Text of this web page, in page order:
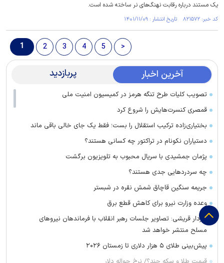
یک مستند درباره رقابت نهنگ‌های نر ساخته شده است.
کد خبر: ۸۲۱۵۷۲ تاریخ انتشار : ۱۴۰۱/۱۱/۰۹
1 2 3 4 5 >
آخرین اخبار پربازدید
تصویب کلیات طرح تنگه هرمز در کمیسیون امنیت ملی
قمصری کنسرت‌هایش را شروع کرد
بختیاری‌زاده ترکیب استقلال را بست؛ فقط یک جای خالی باقی ماند
دستیاران نکونام در تراکتور چه کسانی هستند؟
پژمان جمشیدی با سریال محبوب به تلویزیون برگشت
چه سردرد‌هایی جدی هستند؟
جریمه سنگین قاچاق شمش نقره در شبستر
وعده وزارت نیرو برای کاهش قطع برق
سردار قریشی: تصاویر جلسات رهبر انقلاب با فرماندهان نیرو‌های
مسلح منتشر خواهد شد
پیش‌بینی طلای ۵ هزار دلاری تا زمستان ۲۰۲۶